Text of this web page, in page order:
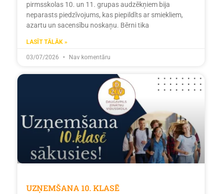
pirmsskolas 10. un 11. grupas audzēkņiem bija
neparasts piedzīvojums, kas piepildīts ar smiekliem,
azartu un sacensību noskaņu. Bērni tika
LASĪT TĀLĀK »
03/07/2026 Nav komentāru
UZŅEMŠANA 10. KLASĒ